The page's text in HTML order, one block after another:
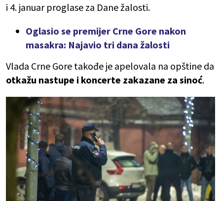
i 4. januar proglase za Dane žalosti.
Oglasio se premijer Crne Gore nakon
masakra: Najavio tri dana žalosti
Vlada Crne Gore takođe je apelovala na opštine da
otkažu nastupe i koncerte zakazane za sinoć.